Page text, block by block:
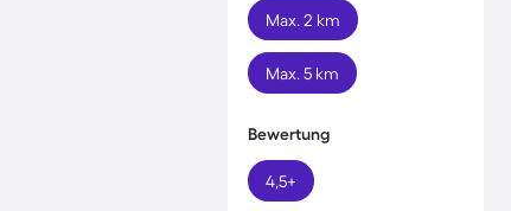
Max. 2 km
Max. 5 km
Bewertung
4,5+